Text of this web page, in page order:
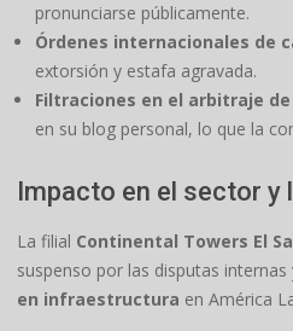
pronunciarse públicamente.
Órdenes internacionales de
extorsión y estafa agravada.
Filtraciones en el arbitraje de
en su blog personal, lo que la
Impacto en el sector y
La filial Continental Towers El
suspenso por las disputas
en infraestructura en América